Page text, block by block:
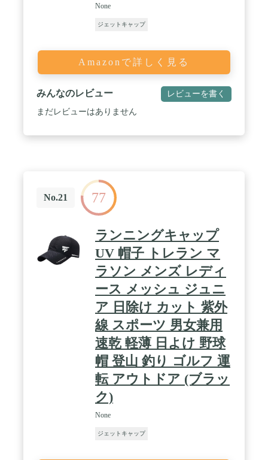
None
ジェットキャップ
Amazonで詳しく見る
みんなのレビュー レビューを書く
まだレビューはありません
No.21 77
ランニングキャップ
UV 帽子 トレラン マ
ラソン メンズ レディ
ース メッシュ ジュニ
ア 日除け カット 紫外
線 スポーツ 男女兼用
速乾 軽薄 日よけ 野球
帽 登山 釣り ゴルフ 運
転 アウトドア (ブラッ
ク)
None
ジェットキャップ